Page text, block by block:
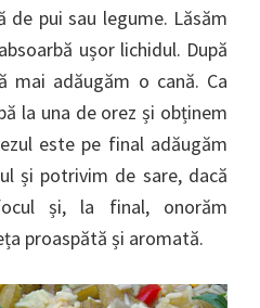
de pui sau legume. Lăsăm
ușor lichidul. După
mai adăugăm o cană. Ca
la una de orez și obținem
este pe final adăugăm
și potrivim de sare, dacă
și, la final, onorăm
proaspătă și aromată.